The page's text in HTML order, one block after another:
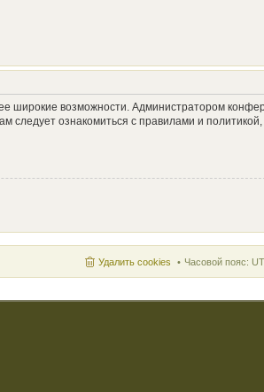
широкие возможности. Администратором
следует ознакомиться с правилами и политикой,
Часовой пояс:
Удалить cookies